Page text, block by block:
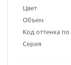
Цвет
Объем
Код оттенка
Серия